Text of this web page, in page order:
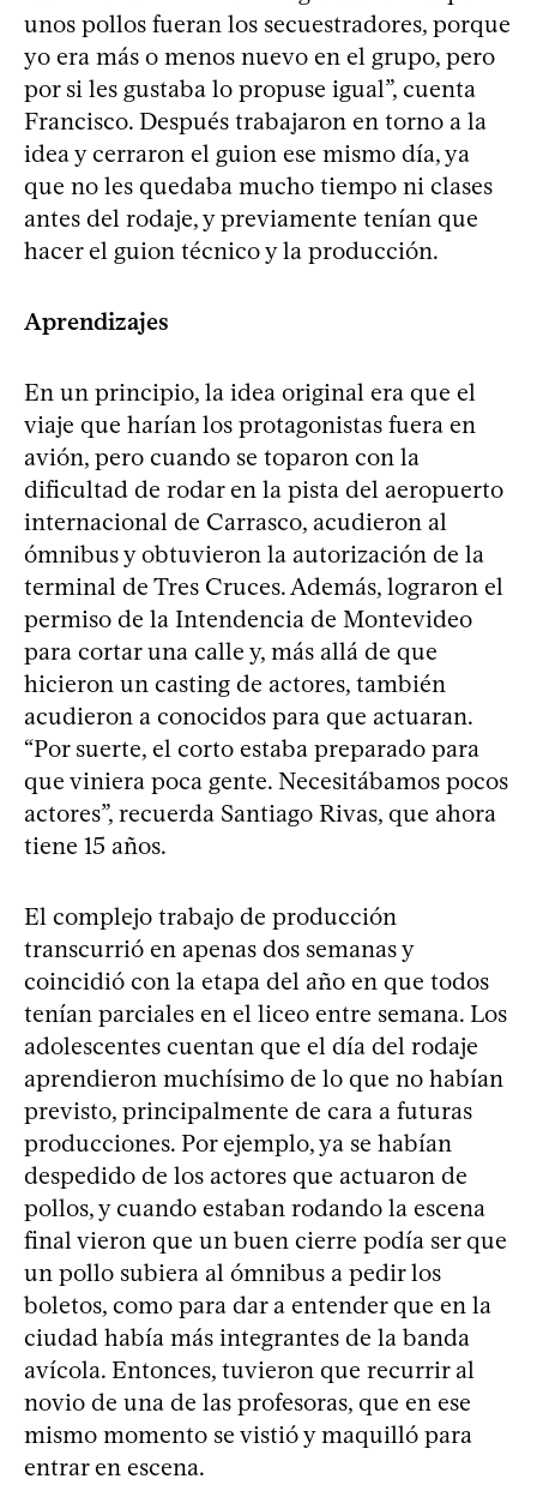
unos pollos fueran los secuestradores, porque
yo era más o menos nuevo en el grupo, pero
por si les gustaba lo propuse igual”, cuenta
Francisco. Después trabajaron en torno a la
idea y cerraron el guion ese mismo día, ya
que no les quedaba mucho tiempo ni clases
antes del rodaje, y previamente tenían que
hacer el guion técnico y la producción.
Aprendizajes
En un principio, la idea original era que el
viaje que harían los protagonistas fuera en
avión, pero cuando se toparon con la
dificultad de rodar en la pista del aeropuerto
internacional de Carrasco, acudieron al
ómnibus y obtuvieron la autorización de la
terminal de Tres Cruces. Además, lograron el
permiso de la Intendencia de Montevideo
para cortar una calle y, más allá de que
hicieron un casting de actores, también
acudieron a conocidos para que actuaran.
“Por suerte, el corto estaba preparado para
que viniera poca gente. Necesitábamos pocos
actores”, recuerda Santiago Rivas, que ahora
tiene 15 años.
El complejo trabajo de producción
transcurrió en apenas dos semanas y
coincidió con la etapa del año en que todos
tenían parciales en el liceo entre semana. Los
adolescentes cuentan que el día del rodaje
aprendieron muchísimo de lo que no habían
previsto, principalmente de cara a futuras
producciones. Por ejemplo, ya se habían
despedido de los actores que actuaron de
pollos, y cuando estaban rodando la escena
final vieron que un buen cierre podía ser que
un pollo subiera al ómnibus a pedir los
boletos, como para dar a entender que en la
ciudad había más integrantes de la banda
avícola. Entonces, tuvieron que recurrir al
novio de una de las profesoras, que en ese
mismo momento se vistió y maquilló para
entrar en escena.